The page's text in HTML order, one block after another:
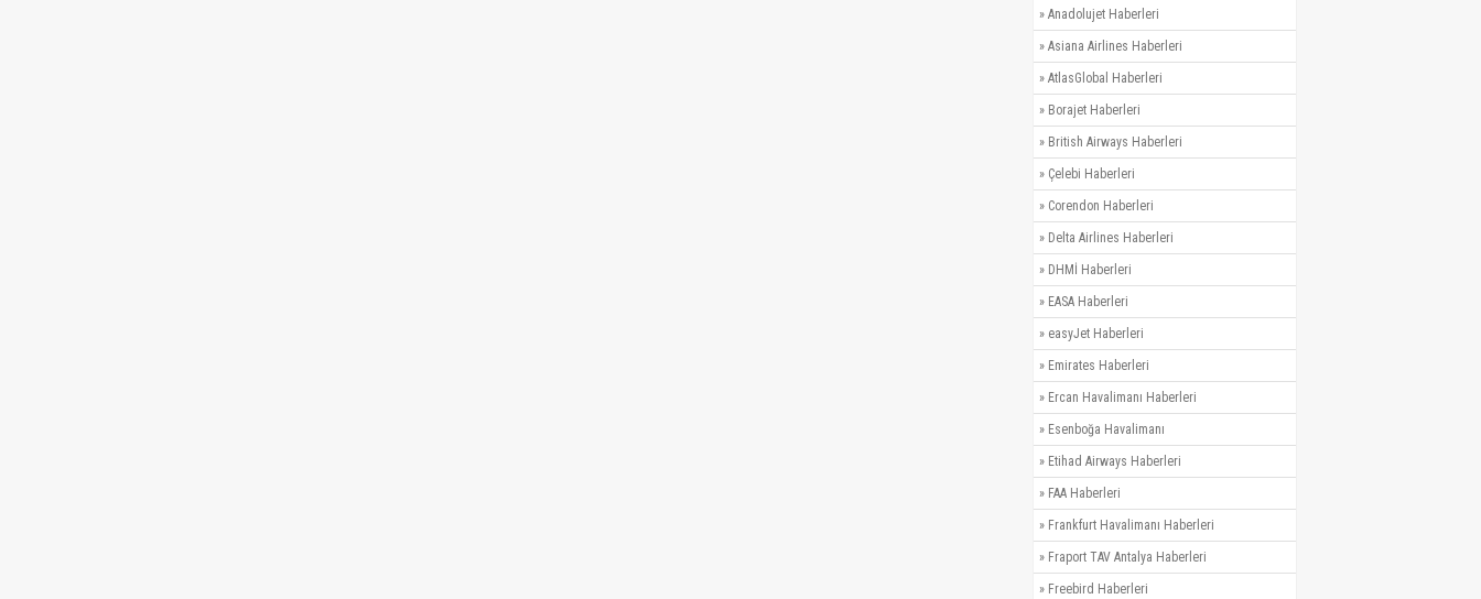
» Anadolujet Haberleri
» Asiana Airlines Haberleri
» AtlasGlobal Haberleri
» Borajet Haberleri
» British Airways Haberleri
» Çelebi Haberleri
» Corendon Haberleri
» Delta Airlines Haberleri
» DHMİ Haberleri
» EASA Haberleri
» easyJet Haberleri
» Emirates Haberleri
» Ercan Havalimanı Haberleri
» Esenboğa Havalimanı
» Etihad Airways Haberleri
» FAA Haberleri
» Frankfurt Havalimanı Haberleri
» Fraport TAV Antalya Haberleri
» Freebird Haberleri